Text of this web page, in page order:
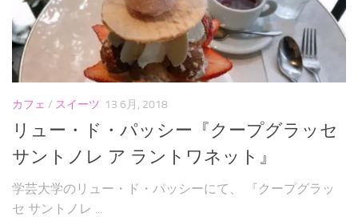
カフェ / スイーツ 13 6月, 2018
リュー・ド・パッシー『クープグラッセ
サントノレ ア ラントワネット』
学芸大学のリュー・ド・パッシーにて、 『クープグラッ
セ サントノレ ...